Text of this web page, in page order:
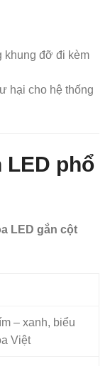
khung đỡ đi kèm
hại cho hệ thống
LED phổ
LED gắn cột
– xanh, biểu
Việt